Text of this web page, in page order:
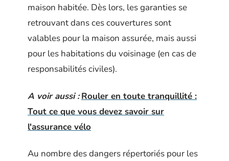
maison habitée. Dès lors, les garanties se
retrouvant dans ces couvertures sont
valables pour la maison assurée, mais aussi
pour les habitations du voisinage (en cas de
responsabilités civiles).
A voir aussi : Rouler en toute tranquillité :
Tout ce que vous devez savoir sur
l'assurance vélo
Au nombre des dangers répertoriés pour les